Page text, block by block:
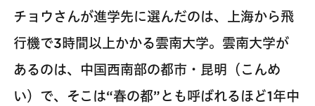
チョウさんが進学先に選んだのは、上海から飛
行機で3時間以上かかる雲南大学。雲南大学が
あるのは、中国西南部の都市・昆明（こんめ
い）で、そこは“春の都”とも呼ばれるほど1年中